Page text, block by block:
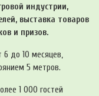
индустрии,
выставка товаров
и призов.
6 до 10 месяцев,
5 метров.
1 000 гостей